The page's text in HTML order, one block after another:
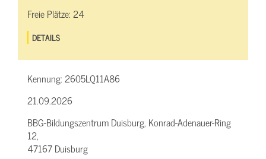
Freie Plätze:24
DETAILS
Kennung:2605LQ11A86
21.09.2026
BBG-Bildungszentrum Duisburg, Konrad-Adenauer-Ring
12,
47167 Duisburg